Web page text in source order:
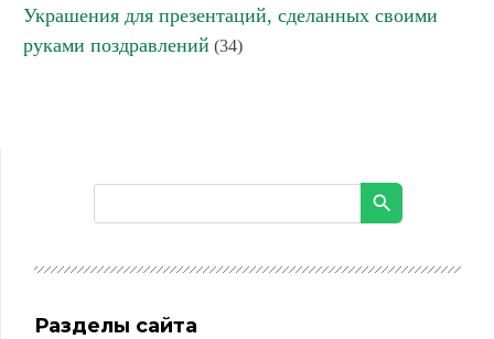
Украшения для презентаций, сделанных своими
руками поздравлений (34)
Разделы сайта